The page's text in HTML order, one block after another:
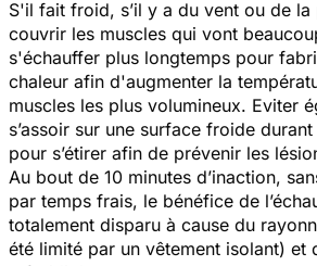
S'il fait froid, s’il y a du vent ou de la
couvrir les muscles qui vont
s'échauffer plus longtemps pour
chaleur afin d'augmenter la
muscles les plus volumineux. Eviter
s’assoir sur une surface froide
pour s’étirer afin de prévenir les
Au bout de 10 minutes d’inaction,
par temps frais, le bénéfice de
totalement disparu à cause du
été limité par un vêtement isolant) et